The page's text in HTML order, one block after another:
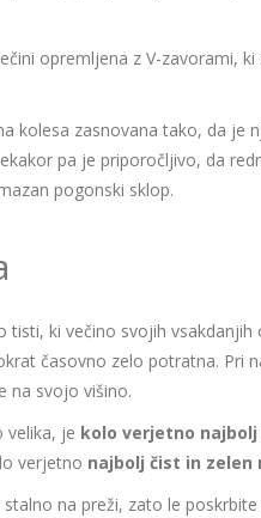
opremljena z V-zavorami,
kolesa zasnovana tako, da je
pa je priporočljivo, da
pogonski sklop.
tisti, ki večino svojih
časovno zelo potratna. Pri
na svojo višino.
velika, je kolo verjetno
verjetno najbolj čist in
na preži, zato le